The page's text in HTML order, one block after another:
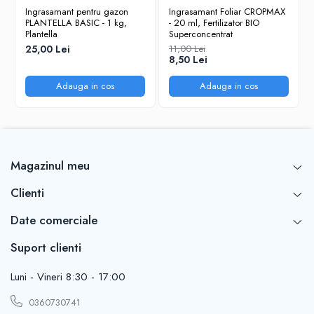
Ingrasamant pentru gazon
PLANTELLA BASIC - 1 kg,
Plantella
25,00 Lei
Adauga in cos
Ingrasamant Foliar CROPMAX
- 20 ml, Fertilizator BIO
Superconcentrat
11,00 Lei
8,50 Lei
Adauga in cos
Magazinul meu
Clienti
Date comerciale
Suport clienti
Luni - Vineri 8:30 - 17:00
0360730741